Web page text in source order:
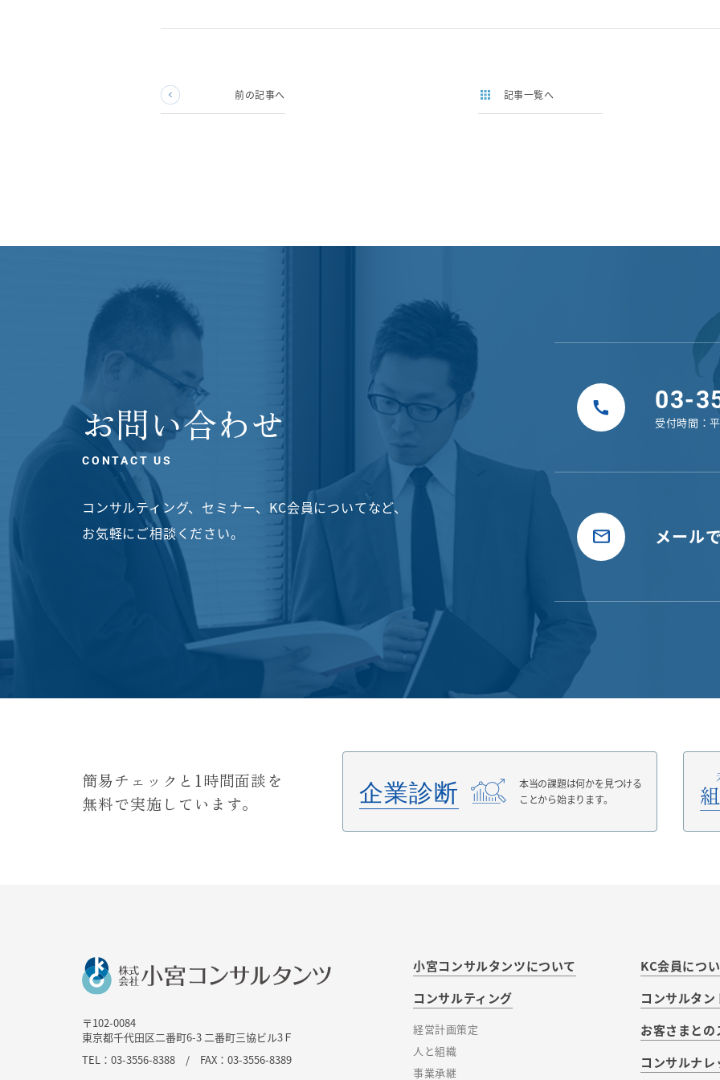
前の記事へ 記事一覧へ
お問い合わせ
CONTACT US
コンサルティング、セミナー、KC会員についてなど、
お気軽にご相談ください。
03-
受付時間：
メール
簡易チェックと1時間面談を
無料で実施しています。
本当の課題は何かを見つける
ことから始まります。
〒102-0084
東京都千代田区二番町6-3 二番町三協ビル3Ｆ
TEL：03-3556-8388 / FAX：03-3556-8389
小宮コンサルタンツについて
コンサルティング
経営計画策定
人と組織
事業承継
KC会員につ
コンサルタン
お客さまと
コンサルナレ